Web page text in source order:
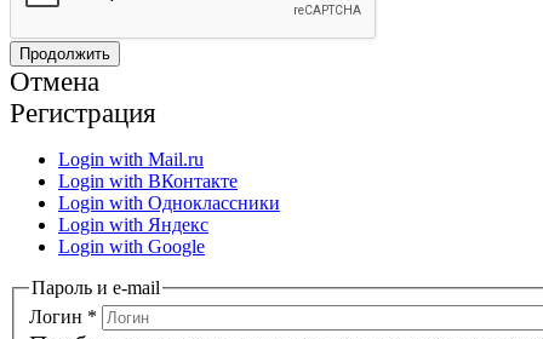
Отмена
Регистрация
Login with Mail.ru
Login with ВКонтакте
Login with Одноклассники
Login with Яндекс
Login with Google
Пароль и e-mail
Логин *